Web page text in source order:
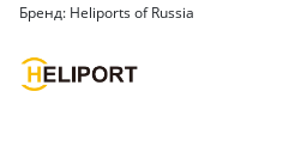
Бренд: Heliports of Russia